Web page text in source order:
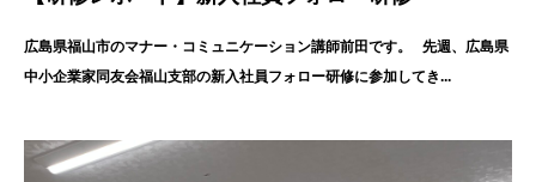
広島県福山市のマナー・コミュニケーション講師前田です。 先週、広島県
中小企業家同友会福山支部の新入社員フォロー研修に参加してき...